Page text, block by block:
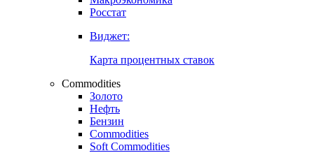
Росстат
Виджет:
Карта процентных ставок
Commodities
Золото
Нефть
Бензин
Commodities
Soft Commodities